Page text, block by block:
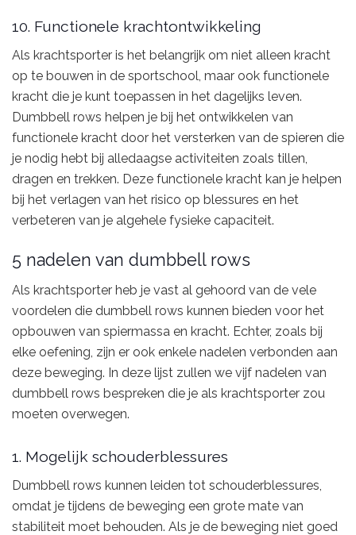
10. Functionele krachtontwikkeling
Als krachtsporter is het belangrijk om niet alleen kracht
op te bouwen in de sportschool, maar ook functionele
kracht die je kunt toepassen in het dagelijks leven.
Dumbbell rows helpen je bij het ontwikkelen van
functionele kracht door het versterken van de spieren die
je nodig hebt bij alledaagse activiteiten zoals tillen,
dragen en trekken. Deze functionele kracht kan je helpen
bij het verlagen van het risico op blessures en het
verbeteren van je algehele fysieke capaciteit.
5 nadelen van dumbbell rows
Als krachtsporter heb je vast al gehoord van de vele
voordelen die dumbbell rows kunnen bieden voor het
opbouwen van spiermassa en kracht. Echter, zoals bij
elke oefening, zijn er ook enkele nadelen verbonden aan
deze beweging. In deze lijst zullen we vijf nadelen van
dumbbell rows bespreken die je als krachtsporter zou
moeten overwegen.
1. Mogelijk schouderblessures
Dumbbell rows kunnen leiden tot schouderblessures,
omdat je tijdens de beweging een grote mate van
stabiliteit moet behouden. Als je de beweging niet goed